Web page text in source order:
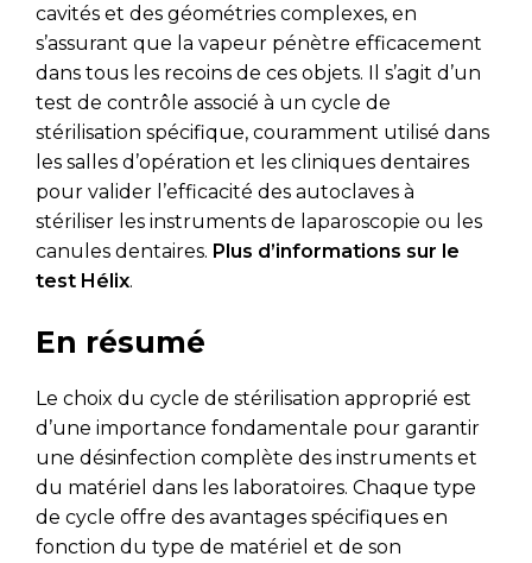
cavités et des géométries complexes, en
s’assurant que la vapeur pénètre efficacement
dans tous les recoins de ces objets. Il s’agit d’un
test de contrôle associé à un cycle de
stérilisation spécifique, couramment utilisé dans
les salles d’opération et les cliniques dentaires
pour valider l’efficacité des autoclaves à
stériliser les instruments de laparoscopie ou les
canules dentaires. Plus d’informations sur le
test Hélix.
En résumé
Le choix du cycle de stérilisation approprié est
d’une importance fondamentale pour garantir
une désinfection complète des instruments et
du matériel dans les laboratoires. Chaque type
de cycle offre des avantages spécifiques en
fonction du type de matériel et de son